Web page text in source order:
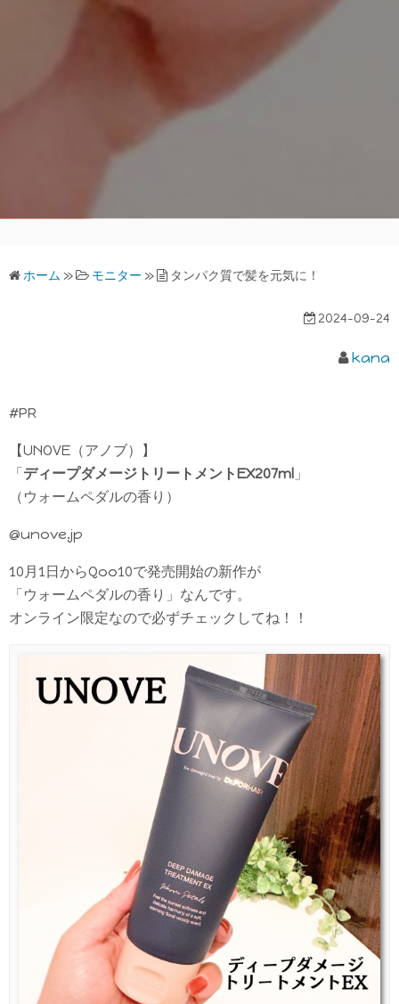
ホーム » モニター » タンパク質で髪を元気に！
2024-09-24
kana
#PR
【UNOVE（アノブ）】
「ディープダメージトリートメントEX207ml 」
（ウォームペダルの香り）
@unove.jp
10月1日からQoo10で発売開始の新作が
「ウォームペダルの香り」なんです。
オンライン限定なので必ずチェックしてね！！